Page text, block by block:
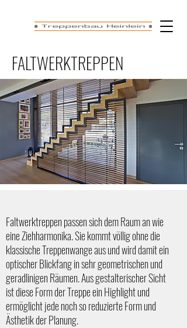
Faltwerktreppen passen sich dem Raum an wie
eine Ziehharmonika. Sie kommt völlig ohne die
klassische Treppenwange aus und wird damit ein
optischer Blickfang in sehr geometrischen und
geradlinigen Räumen. Aus gestalterischer Sicht
ist diese Form der Treppe ein Highlight und
ermöglicht jede noch so reduzierte Form und
Ästhetik der Planung.
FALTWERKTREPPEN